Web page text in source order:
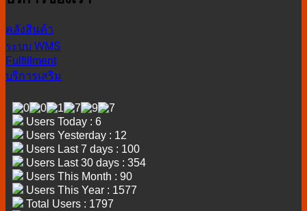
คลังสินค้า
ระบบ WMS
Fulfillment
บริการเสริม
Users Today : 6
Users Yesterday : 12
Users Last 7 days : 100
Users Last 30 days : 354
Users This Month : 90
Users This Year : 1577
Total Users : 1797